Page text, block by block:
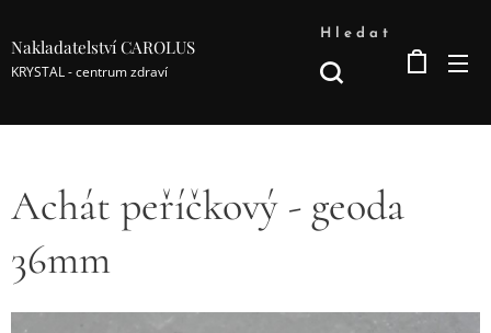
Nakladatelství CAROLUS
KRYSTAL - centrum zdraví
Hledat
Achát peříčkový - geoda
36mm